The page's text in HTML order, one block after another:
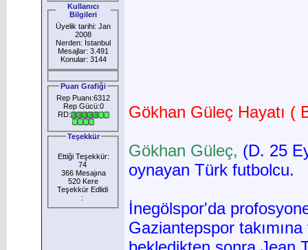
Kullanıcı
Bilgileri
Üyelik tarihi: Jan
2008
Nerden: İstanbul
Mesajlar: 3.491
Konular: 3144
Puan Grafiği
Rep Puanı:6312
Rep Gücü:0
RD:
Teşekkür
Ettiği Teşekkür:
74
366 Mesajına
520 Kere
Teşekkür Edlidi
:
Gökhan Güleç Hayatı (
Gökhan Güleç, (D. 25
oynayan Türk futbolcu.
İnegölspor'da
Gaziantepspor